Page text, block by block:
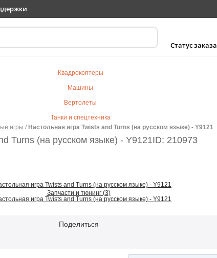
Статус заказа
Квадрокоптеры
Машины
Вертолеты
Танки и спецтехника
Самолеты
Детский транспорт
Конструкторы
игры / Настольная игра Twists and Turns (на русском языке) - Y9121
Turns (на русском языке) - Y9121ID: 210973
Запчасти и тюнинг (3)
Поделиться